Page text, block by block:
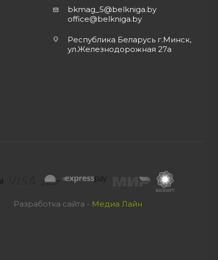
bkmag_5@belkniga.by
office@belkniga.by
Республика Беларусь г.Минск,
ул.Железнодорожная 27а
Разработка сайта - Медиа Лайн